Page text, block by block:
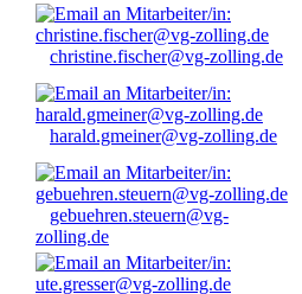
christine.fischer@vg-zolling.de
harald.gmeiner@vg-zolling.de
gebuehren.steuern@vg-
zolling.de